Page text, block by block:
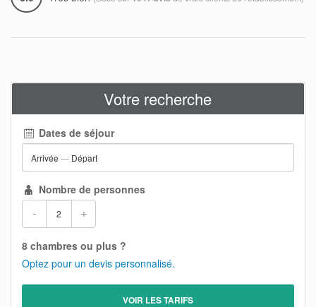
Votre recherche
Dates de séjour
Arrivée — Départ
Nombre de personnes
- +
8 chambres ou plus ?
Optez pour un devis personnalisé.
VOIR LES TARIFS